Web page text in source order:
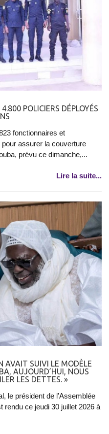
POLICIERS DÉPLOYÉS
fonctionnaires et
assurer la couverture
prévu ce dimanche,...
Lire la suite...
AVAIT SUIVI LE MODÈLE
AUJOURD’HUI, NOUS
LES DETTES. »
le président de l’Assemblée
rendu ce jeudi 30 juillet 2026 à